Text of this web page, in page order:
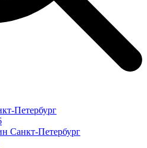
Петербург
Санкт-Петербург